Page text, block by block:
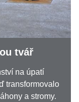
tvář
na úpatí
transformovalo
a stromy.